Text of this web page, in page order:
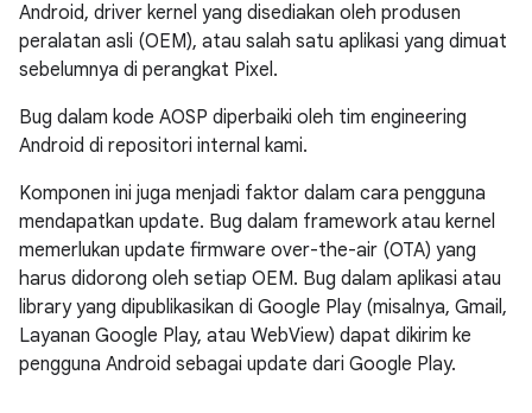
Android, driver kernel yang disediakan oleh produsen
peralatan asli (OEM), atau salah satu aplikasi yang dimuat
sebelumnya di perangkat Pixel.
Bug dalam kode AOSP diperbaiki oleh tim engineering
Android di repositori internal kami.
Komponen ini juga menjadi faktor dalam cara pengguna
mendapatkan update. Bug dalam framework atau kernel
memerlukan update firmware over-the-air (OTA) yang
harus didorong oleh setiap OEM. Bug dalam aplikasi atau
library yang dipublikasikan di Google Play (misalnya, Gmail,
Layanan Google Play, atau WebView) dapat dikirim ke
pengguna Android sebagai update dari Google Play.